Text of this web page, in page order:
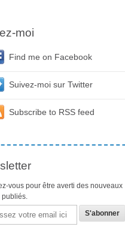
moi
Find me on Facebook
Suivez-moi sur Twitter
Subscribe to RSS feed
vous pour être averti des nouveaux
publiés.